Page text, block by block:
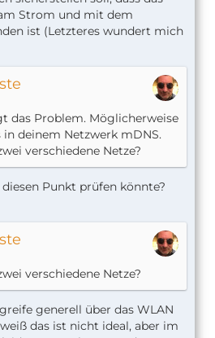
Strom und mit dem
ist (Letzteres wundert mich
das Problem. Möglicherweise
deinem Netzwerk mDNS.
verschiedene Netze?
Punkt prüfen könnte?
verschiedene Netze?
generell über das WLAN
das ist nicht ideal, aber im